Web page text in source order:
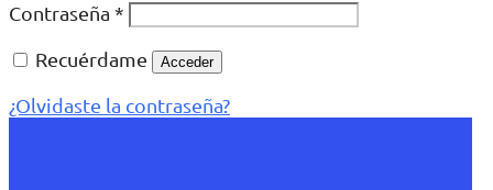
Contraseña *
Recuérdame
Acceder
¿Olvidaste la contraseña?